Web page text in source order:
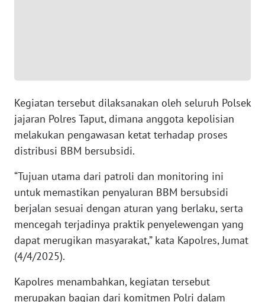
Kegiatan tersebut dilaksanakan oleh seluruh Polsek
jajaran Polres Taput, dimana anggota kepolisian
melakukan pengawasan ketat terhadap proses
distribusi BBM bersubsidi.
“Tujuan utama dari patroli dan monitoring ini
untuk memastikan penyaluran BBM bersubsidi
berjalan sesuai dengan aturan yang berlaku, serta
mencegah terjadinya praktik penyelewengan yang
dapat merugikan masyarakat,” kata Kapolres, Jumat
(4/4/2025).
Kapolres menambahkan, kegiatan tersebut
merupakan bagian dari komitmen Polri dalam
WN
PAPUA
BARAT
RIAU
WN
WN
JAMBI
WN